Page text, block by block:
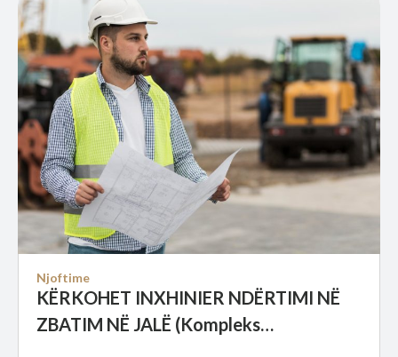
Njoftime
KËRKOHET INXHINIER NDËRTIMI NË
ZBATIM NË JALË (Kompleks